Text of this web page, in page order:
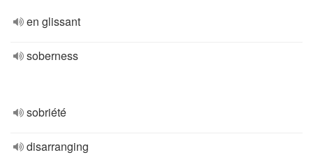
en glissant
soberness
sobriété
disarranging